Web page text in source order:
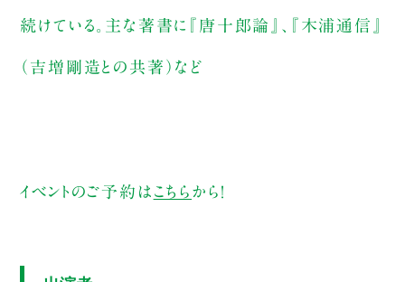
続けている。主な著書に『唐十郎論』、『木浦通信』
（吉増剛造との共著）など
イベントのご予約は こちら から！